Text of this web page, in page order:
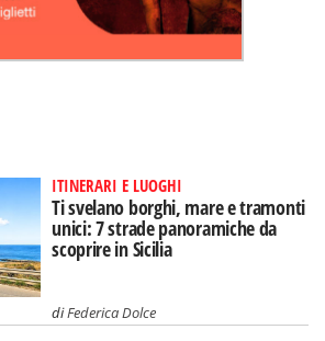
ITINERARI E LUOGHI
Ti svelano borghi, mare e tramonti
unici: 7 strade panoramiche da
scoprire in Sicilia
diFederica Dolce